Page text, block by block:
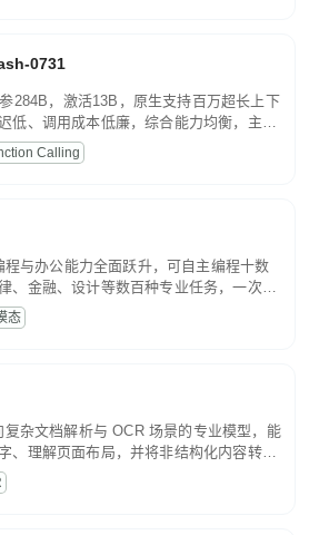
0731
284B，激活13B，原生支持百万超长上下
低、调用成本低廉，综合能力均衡，主打
日常对话、内容创作、基础 RAG、批量
Calling
与办公能力全面跃升，可自主编程十数
、金融、设计等数百种专业任务，一次对
原生视觉理解贯穿规划、执行与验证全流
的深度语义解析。长程任务中自主规划与
态
复杂文档解析与 OCR 场景的专业模型，能
、理解页面布局，并将非结构化内容转换
理的结构化结果。